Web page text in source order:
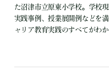
た沼津市立原東小学校。学校
実践事例、授業展開例などを
ャリア教育実践のすべてがわか